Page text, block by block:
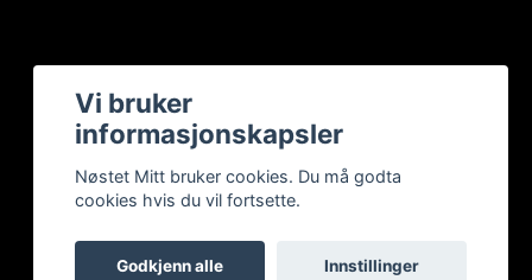
Vi bruker
informasjonskapsler
Nøstet Mitt bruker cookies. Du må godta
cookies hvis du vil fortsette.
Godkjenn alle Innstillinger